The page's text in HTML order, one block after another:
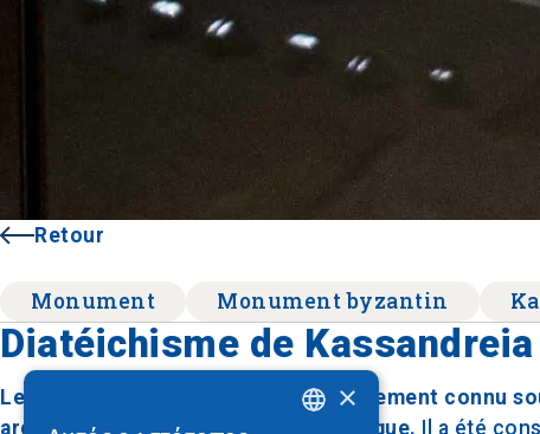
Retour
Monument Monument byzantin
Diatéichisme de Kassandreia
Le Diatéichisme de Kassandreia, également connu
archéologique important en Chalcidique. Il a été
×